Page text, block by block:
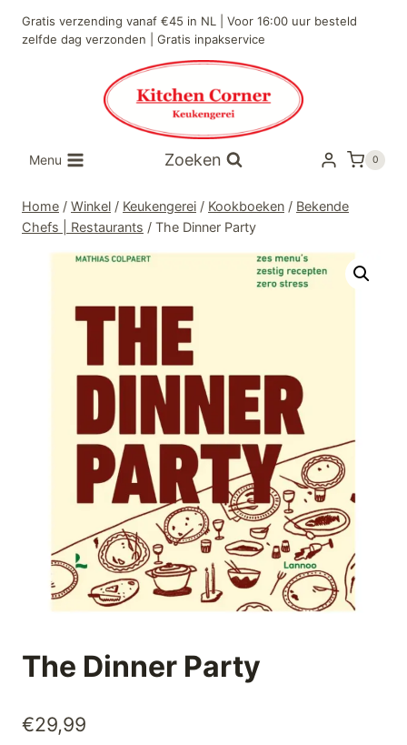
naar
Gratis verzending vanaf €45 in NL | Voor 16:00 uur besteld
zelfde dag verzonden | Gratis inpakservice
Menu Zoeken 0
Home / Winkel / Keukengerei / Kookboeken / Bekende
Chefs | Restaurants / The Dinner Party
The Dinner Party
€29,99